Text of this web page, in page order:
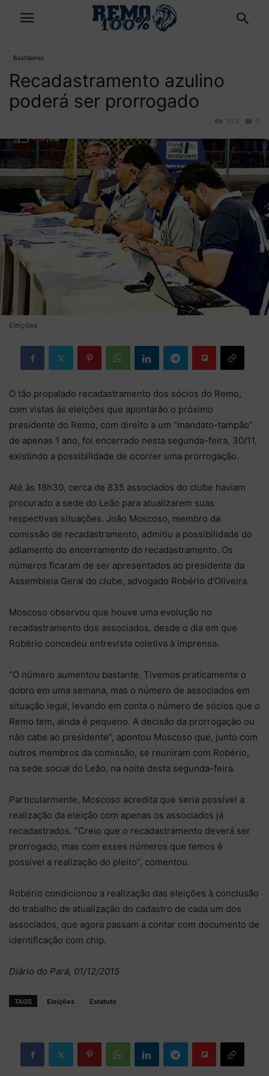
Bastidores
Recadastramento azulino
poderá ser prorrogado
0
103
Eleições
O tão propalado recadastramento dos sócios do Remo,
com vistas às eleições que apontarão o próximo
presidente do Remo, com direito a um “mandato-tampão”
de apenas 1 ano, foi encerrado nesta segunda-feira, 30/11,
existindo a possibilidade de ocorrer uma prorrogação.
Até às 18h30, cerca de 835 associados do clube haviam
procurado a sede do Leão para atualizarem suas
respectivas situações. João Moscoso, membro da
comissão de recadastramento, admitiu a possibilidade do
adiamento do encerramento do recadastramento. Os
números ficaram de ser apresentados ao presidente da
Assembleia Geral do clube, advogado Robério d’Oliveira.
Moscoso observou que houve uma evolução no
recadastramento dos associados, desde o dia em que
Robério concedeu entrevista coletiva à imprensa.
“O número aumentou bastante. Tivemos praticamente o
dobro em uma semana, mas o número de associados em
situação legal, levando em conta o número de sócios que o
Remo tem, ainda é pequeno. A decisão da prorrogação ou
não cabe ao presidente”, apontou Moscoso que, junto com
outros membros da comissão, se reuniram com Robério,
na sede social do Leão, na noite desta segunda-feira.
Particularmente, Moscoso acredita que seria possível a
realização da eleição com apenas os associados já
recadastrados. “Creio que o recadastramento deverá ser
prorrogado, mas com esses números que temos é
possível a realização do pleito”, comentou.
Robério condicionou a realização das eleições à conclusão
do trabalho de atualização do cadastro de cada um dos
associados, que agora passam a contar com documento de
identificação com chip.
Diário do Pará, 01/12/2015
TAGS Eleições Estatuto